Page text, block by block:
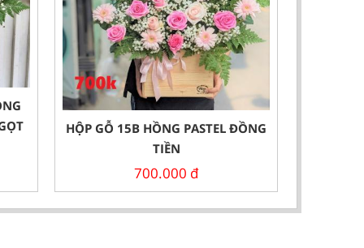
HỘP GỖ 15B HỒNG PASTEL ĐỒNG
TIỀN
700.000 đ